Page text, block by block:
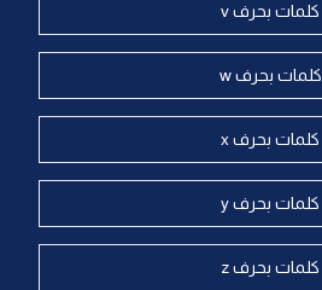
كلمات بحرف v
كلمات بحرف w
كلمات بحرف x
كلمات بحرف y
كلمات بحرف z